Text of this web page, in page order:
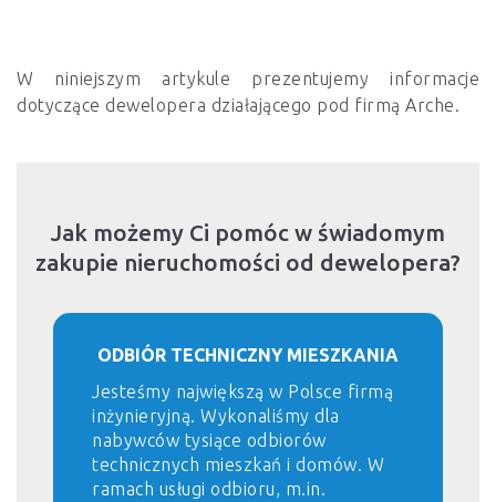
W niniejszym artykule prezentujemy informacje
dotyczące dewelopera działającego pod firmą Arche.
Jak możemy Ci pomóc w świadomym
zakupie nieruchomości od dewelopera?
ODBIÓR TECHNICZNY MIESZKANIA
Jesteśmy największą w Polsce firmą
inżynieryjną. Wykonaliśmy dla
nabywców tysiące odbiorów
technicznych mieszkań i domów. W
ramach usługi odbioru, m.in.